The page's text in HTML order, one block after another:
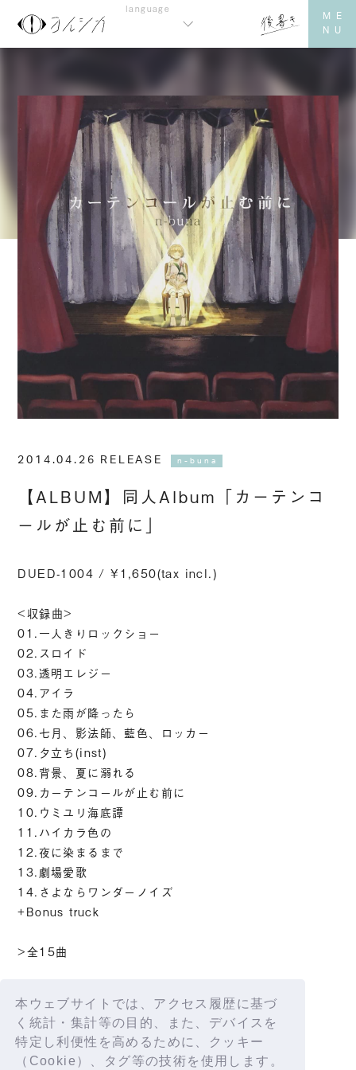
本ウェブサイトでは、アクセス履歴に基づ
く統計・集計等の目的、また、デバイスを
特定し利便性を高めるために、クッキー
（Cookie）、タグ等の技術を使用します。
2014.04.26 RELEASE n-buna
【ALBUM】同人Album「カーテンコ
ールが止む前に」
DUED-1004 / ¥1,650(tax incl.)
<収録曲>
01.一人きりロックショー
02.スロイド
03.透明エレジー
04.アイラ
05.また雨が降ったら
06.七月、影法師、藍色、ロッカー
07.夕立ち(inst)
08.背景、夏に溺れる
09.カーテンコールが止む前に
10.ウミユリ海底譚
11.ハイカラ色の
12.夜に染まるまで
13.劇場愛歌
14.さよならワンダーノイズ
+Bonus truck
>全15曲
タワーレコード